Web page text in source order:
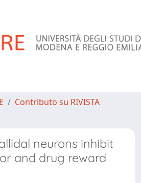
Contributo su RIVISTA
neurons inhibit
and drug reward